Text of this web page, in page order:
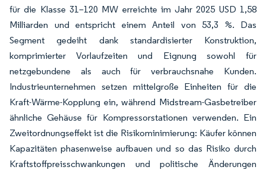
für die Klasse 31–120 MW erreichte im Jahr 2025 USD 1,58
Milliarden und entspricht einem Anteil von 53,3 %. Das
Segment gedeiht dank standardisierter Konstruktion,
komprimierter Vorlaufzeiten und Eignung sowohl für
netzgebundene als auch für verbrauchsnahe Kunden.
Industrieunternehmen setzen mittelgroße Einheiten für die
Kraft-Wärme-Kopplung ein, während Midstream-Gasbetreiber
ähnliche Gehäuse für Kompressorstationen verwenden. Ein
Zweitordnungseffekt ist die Risikominimierung: Käufer können
Kapazitäten phasenweise aufbauen und so das Risiko durch
Kraftstoffpreisschwankungen und politische Änderungen